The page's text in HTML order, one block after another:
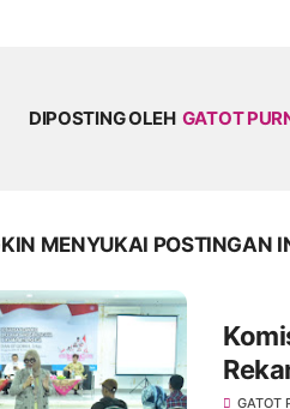
DIPOSTING OLEH GATOT
MENYUKAI POSTINGAN
GATOT